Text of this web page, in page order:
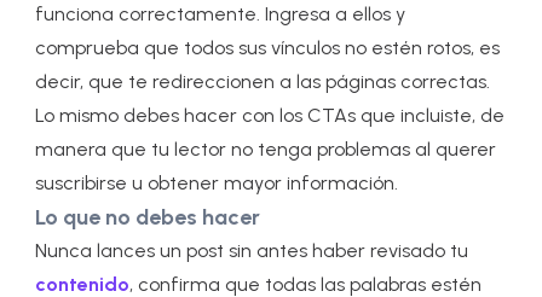
funciona correctamente. Ingresa a ellos y
comprueba que todos sus vínculos no estén rotos, es
decir, que te redireccionen a las páginas correctas.
Lo mismo debes hacer con los CTAs que incluiste, de
manera que tu lector no tenga problemas al querer
suscribirse u obtener mayor información.
Lo que no debes hacer
Nunca lances un post sin antes haber revisado tu
contenido, confirma que todas las palabras estén